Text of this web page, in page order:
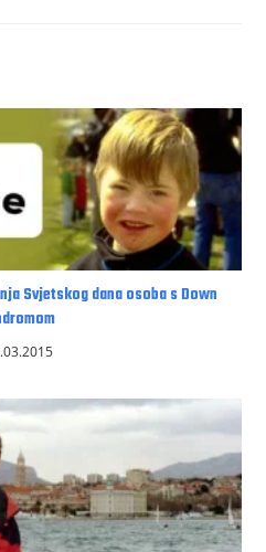
Svjetskog dana osoba s Down